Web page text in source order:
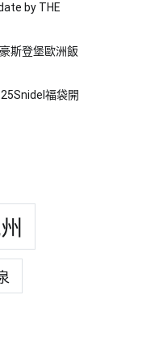
by THE
斯登堡歐洲飯
福袋開